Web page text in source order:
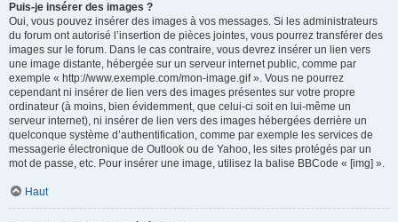
Puis-je insérer des images ?
Oui, vous pouvez insérer des images à vos messages. Si les administrateurs
du forum ont autorisé l’insertion de pièces jointes, vous pourrez transférer des
images sur le forum. Dans le cas contraire, vous devrez insérer un lien vers
une image distante, hébergée sur un serveur internet public, comme par
exemple « http://www.exemple.com/mon-image.gif ». Vous ne pourrez
cependant ni insérer de lien vers des images présentes sur votre propre
ordinateur (à moins, bien évidemment, que celui-ci soit en lui-même un
serveur internet), ni insérer de lien vers des images hébergées derrière un
quelconque système d’authentification, comme par exemple les services de
messagerie électronique de Outlook ou de Yahoo, les sites protégés par un
mot de passe, etc. Pour insérer une image, utilisez la balise BBCode « [img] ».
Haut